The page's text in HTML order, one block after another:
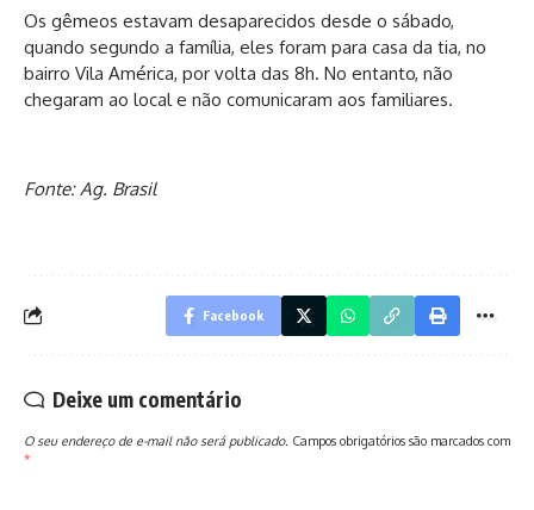
Os gêmeos estavam desaparecidos desde o sábado,
quando segundo a família, eles foram para casa da tia, no
bairro Vila América, por volta das 8h. No entanto, não
chegaram ao local e não comunicaram aos familiares.
Fonte: Ag. Brasil
Facebook
Deixe um comentário
O seu endereço de e-mail não será publicado. Campos obrigatórios são marcados com
*